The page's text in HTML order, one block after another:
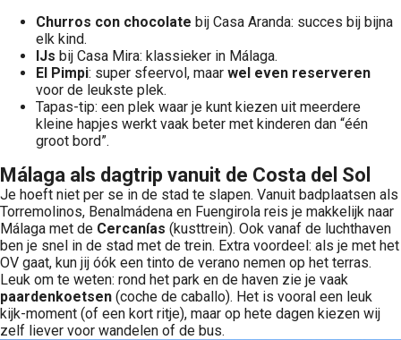
Churros con chocolate bij Casa Aranda: succes bij bijna
elk kind.
IJs bij Casa Mira: klassieker in Málaga.
El Pimpi: super sfeervol, maar wel even reserveren
voor de leukste plek.
Tapas-tip: een plek waar je kunt kiezen uit meerdere
kleine hapjes werkt vaak beter met kinderen dan “één
groot bord”.
Málaga als dagtrip vanuit de Costa del Sol
Je hoeft niet per se in de stad te slapen. Vanuit badplaatsen als
Torremolinos, Benalmádena en Fuengirola reis je makkelijk naar
Málaga met de Cercanías (kusttrein). Ook vanaf de luchthaven
ben je snel in de stad met de trein. Extra voordeel: als je met het
OV gaat, kun jij óók een tinto de verano nemen op het terras.
Leuk om te weten: rond het park en de haven zie je vaak
paardenkoetsen (coche de caballo). Het is vooral een leuk
kijk-moment (of een kort ritje), maar op hete dagen kiezen wij
zelf liever voor wandelen of de bus.